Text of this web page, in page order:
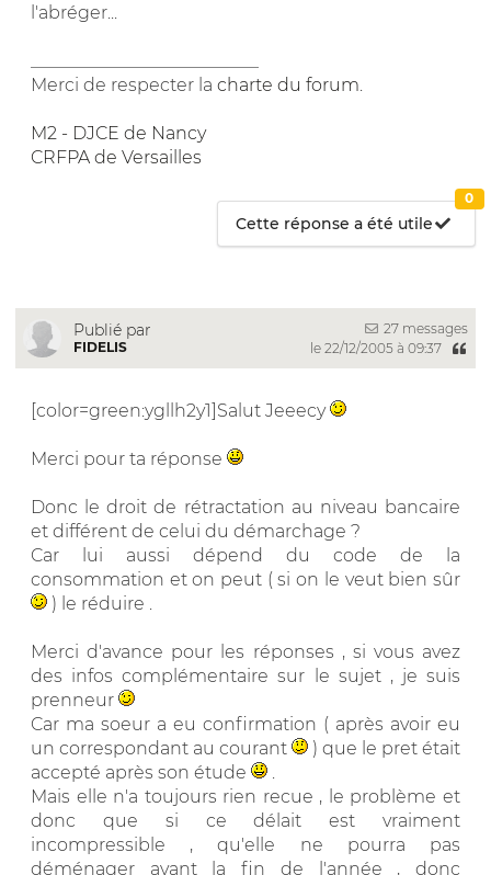
l'abréger...
Merci de respecter la charte du forum
M2 - DJCE de Nancy
CRFPA de Versailles
Cette réponse a été utile
0
Publié par
FIDELIS
27 messages
le 22/12/2005 à 09:37
[color=green:ygllh2y1]Salut Jeeecy
Merci pour ta réponse
Donc le droit de rétractation au niveau bancaire
et différent de celui du démarchage ?
Car lui aussi dépend du code de la
consommation et on peut ( si on le veut bien sûr
) le réduire .
Merci d'avance pour les réponses , si vous avez
des infos complémentaire sur le sujet , je suis
prenneur
Car ma soeur a eu confirmation ( après avoir eu
un correspondant au courant
) que le pret était
accepté après son étude
Mais elle n'a toujours rien recue , le problème et
donc que si ce délait est vraiment
incompressible , qu'elle ne pourra pas
déménager avant la fin de l'année , donc